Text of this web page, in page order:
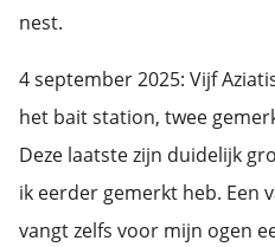
nest.
4 september 2025: Vijf
het bait station, twee
Deze laatste zijn duidelijk
ik eerder gemerkt heb. Een
vangt zelfs voor mijn ogen